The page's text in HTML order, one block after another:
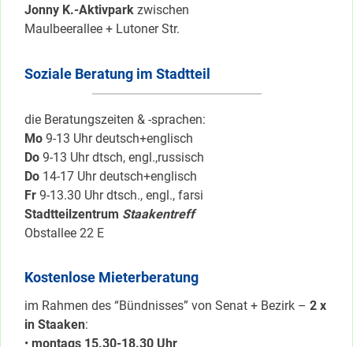
Jonny K.-Aktivpark zwischen
Maulbeerallee + Lutoner Str.
Soziale Beratung im Stadtteil
die Beratungszeiten & -sprachen:
Mo 9-13 Uhr deutsch+englisch
Do 9-13 Uhr dtsch, engl.,russisch
Do 14-17 Uhr deutsch+englisch
Fr 9-13.30 Uhr dtsch., engl., farsi
Stadtteilzentrum Staakentreff
Obstallee 22 E
Kostenlose Mieterberatung
im Rahmen des “Bündnisses” von Senat + Bezirk – 2 x
in Staaken:
• montags 15.30-18.30 Uhr